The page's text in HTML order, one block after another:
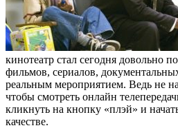
кинотеатр стал сегодня довольно
фильмов, сериалов,
реальным мероприятием. Ведь не
чтобы смотреть онлайн
кликнуть на кнопку «плэй» и
качестве.